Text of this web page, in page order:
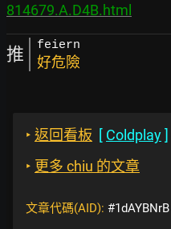
814679.A.D4B.html
推 feiern
好危險
‣ 返回看板 [ Coldplay]
‣ 更多 chiu 的文章
文章代碼(AID): #1dAYBNrB